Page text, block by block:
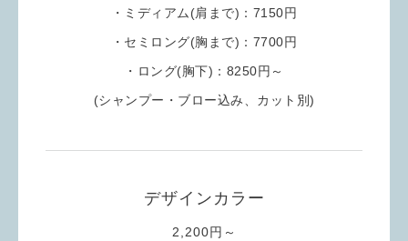
・ミディアム(肩まで)：7150円
・セミロング(胸まで)：7700円
・ロング(胸下)：8250円～
(シャンプー・ブロー込み、 カット別)
デザインカラー
2,200円～